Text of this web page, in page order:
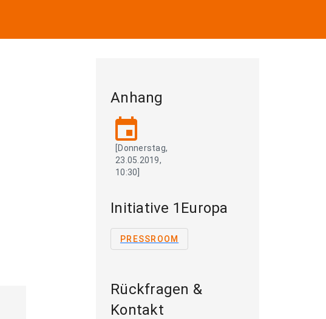
Anhang
event
[Donnerstag,
23.05.2019,
10:30]
Initiative 1Europa
PRESSROOM
Rückfragen &
Kontakt